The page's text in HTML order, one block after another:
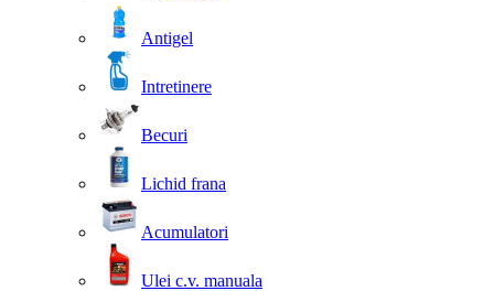
Antigel
Intretinere
Becuri
Lichid frana
Acumulatori
Ulei c.v. manuala